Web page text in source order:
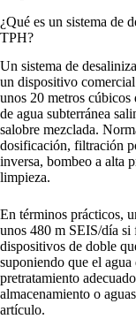
¿Qué es un sistema de
TPH?
Un sistema de
un dispositivo
unos 20 metros cúbicos
de agua subterránea
salobre mezclada.
dosificación, filtración
inversa, bombeo a alta
limpieza.
En términos prácticos,
unos 480 m SEIS/día
dispositivos de doble
suponiendo que el
pretratamiento
almacenamiento o
artículo.